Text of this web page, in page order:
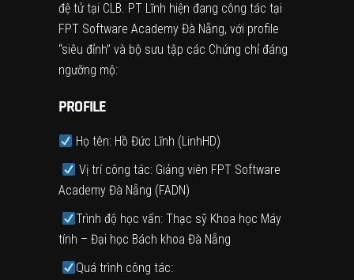
đệ tử tại CLB. PT Lĩnh hiện đang công tác tại
FPT Software Academy Đà Nẵng, với profile
“siêu đỉnh” và bộ sưu tập các Chứng chỉ đáng
ngưỡng mộ:
PROFILE
Họ tên: Hồ Đức Lĩnh (LinhHD)
Vị trí công tác: Giảng viên FPT Software
Academy Đà Nẵng (FADN)
Trình độ học vấn: Thạc sỹ Khoa học Máy
tính – Đại học Bách khoa Đà Nẵng
Quá trình công tác: